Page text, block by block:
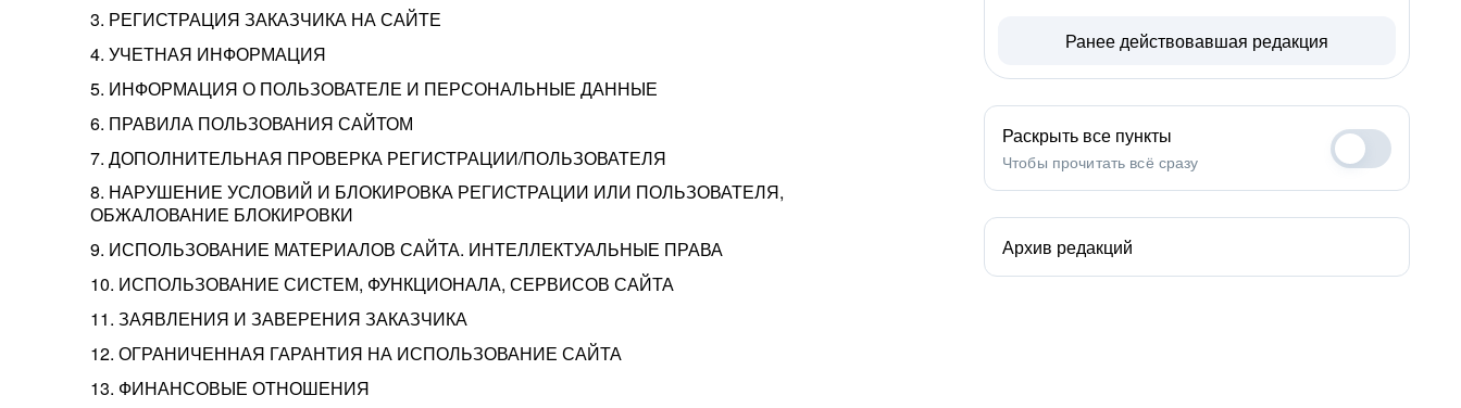
3. РЕГИСТРАЦИЯ ЗАКАЗЧИКА НА САЙТЕ
4. УЧЕТНАЯ ИНФОРМАЦИЯ
5. ИНФОРМАЦИЯ О ПОЛЬЗОВАТЕЛЕ И ПЕРСОНАЛЬНЫЕ ДАННЫЕ
6. ПРАВИЛА ПОЛЬЗОВАНИЯ САЙТОМ
7. ДОПОЛНИТЕЛЬНАЯ ПРОВЕРКА РЕГИСТРАЦИИ/ПОЛЬЗОВАТЕЛЯ
8. НАРУШЕНИЕ УСЛОВИЙ И БЛОКИРОВКА РЕГИСТРАЦИИ ИЛИ ПОЛЬЗОВАТЕЛЯ,
ОБЖАЛОВАНИЕ БЛОКИРОВКИ
9. ИСПОЛЬЗОВАНИЕ МАТЕРИАЛОВ САЙТА. ИНТЕЛЛЕКТУАЛЬНЫЕ ПРАВА
10. ИСПОЛЬЗОВАНИЕ СИСТЕМ, ФУНКЦИОНАЛА, СЕРВИСОВ САЙТА
11. ЗАЯВЛЕНИЯ И ЗАВЕРЕНИЯ ЗАКАЗЧИКА
12. ОГРАНИЧЕННАЯ ГАРАНТИЯ НА ИСПОЛЬЗОВАНИЕ САЙТА
13. ФИНАНСОВЫЕ ОТНОШЕНИЯ
Ранее действовавшая редакция
Раскрыть все пункты
Чтобы прочитать всё сразу
Архив редакций